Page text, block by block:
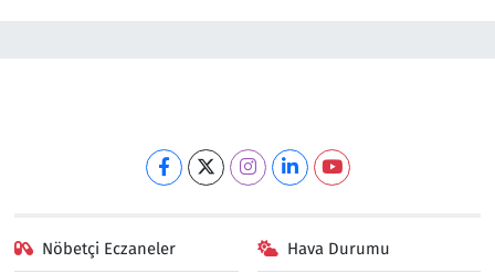
Nöbetçi Eczaneler Hava Durumu